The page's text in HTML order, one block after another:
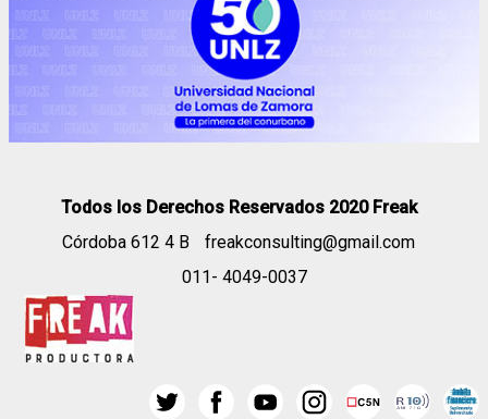
Todos los Derechos Reservados 2020 Freak
Córdoba 612 4 B
freakconsulting@gmail.com
011- 4049-0037